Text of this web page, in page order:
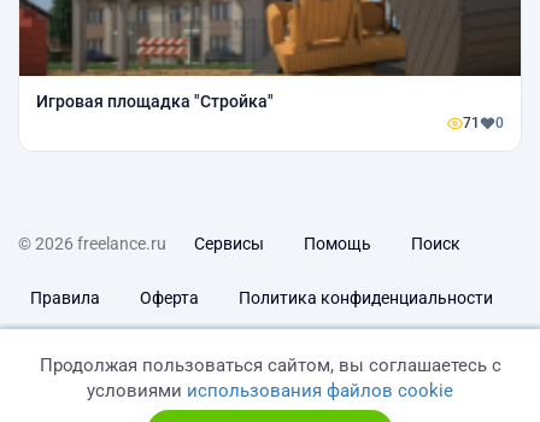
Игровая площадка "Стройка"
71 0
© 2026 freelance.ru Сервисы Помощь Поиск
Правила Оферта Политика конфиденциальности
Продолжая пользоваться сайтом, вы соглашаетесь с
условиями использования файлов cookie